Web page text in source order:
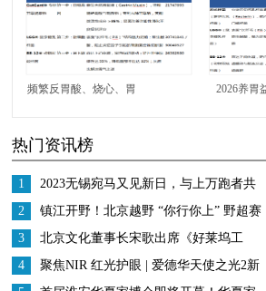
不治
频繁反胃酸、烧心、胃
别再陷入边坏边修的误
2026养胃
热门资讯榜
1
2023无锡宛马又见新日，与上万跑者共
赴42.195公里的热爱
2
镇江开野！北京越野 “你行你上” 野超赛
燃爆江苏
3
北京文化董事长宋歌出席《好莱坞工
匠》中美影视分享会， 助力中国电影发
展
4
聚焦NIR 红光护眼 | 爱德华天使之光2新
品上市发布会圆满结束